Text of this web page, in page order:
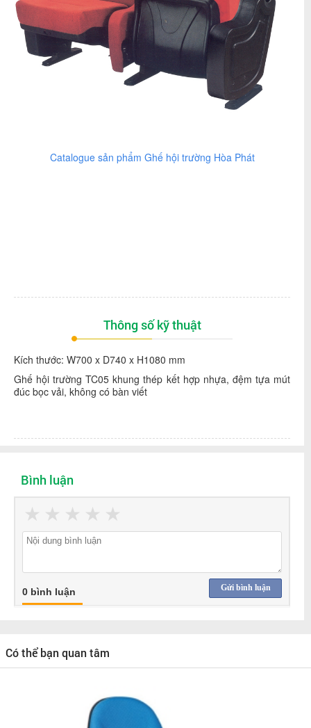
Catalogue sản phẩm Ghế hội trường Hòa Phát
Thông số kỹ thuật
Kích thước: W700 x D740 x H1080 mm
Ghế hội trường TC05 khung thép kết hợp nhựa, đệm tựa mút
đúc bọc vải, không có bàn viết
Bình luận
★
★
★
★
★
Gửi bình luận
0 bình luận
Có thể bạn quan tâm